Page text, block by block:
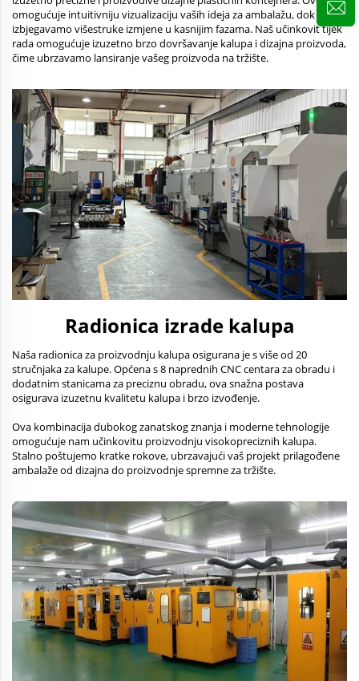
omogućuje intuitivniju vizualizaciju vaših ideja za ambalažu, dok
izbjegavamo višestruke izmjene u kasnijim fazama. Naš učinkovit tijek
rada omogućuje izuzetno brzo dovršavanje kalupa i dizajna proizvoda,
čime ubrzavamo lansiranje vašeg proizvoda na tržište.
Radionica izrade kalupa
Naša radionica za proizvodnju kalupa osigurana je s više od 20
stručnjaka za kalupe. Općena s 8 naprednih CNC centara za obradu i
dodatnim stanicama za preciznu obradu, ova snažna postava
osigurava izuzetnu kvalitetu kalupa i brzo izvođenje.
Ova kombinacija dubokog zanatskog znanja i moderne tehnologije
omogućuje nam učinkovitu proizvodnju visokopreciznih kalupa.
Stalno poštujemo kratke rokove, ubrzavajući vaš projekt prilagođene
ambalaže od dizajna do proizvodnje spremne za tržište.